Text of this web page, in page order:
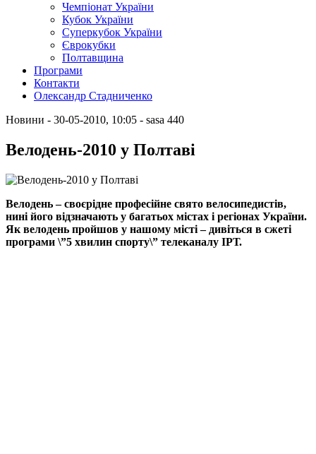
Чемпіонат України
Кубок України
Суперкубок України
Єврокубки
Полтавщина
Програми
Контакти
Олександр Стадниченко
Новини - 30-05-2010, 10:05 - sasa 440
Велодень-2010 у Полтаві
Велодень – своєрідне професійне свято велосипедистів,
нині його відзначають у багатьох містах і регіонах України.
Як велодень пройшов у нашому місті – дивіться в сжеті
програми \”5 хвилин спорту\” телеканалу ІРТ.